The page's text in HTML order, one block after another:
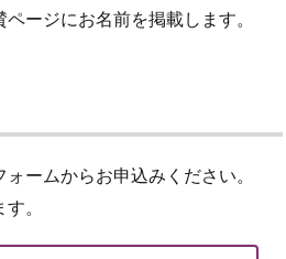
ージにお名前を掲載します。
ームからお申込みください。
。